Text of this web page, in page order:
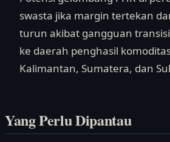
swasta jika margin tertekan
turun akibat gangguan
ke daerah penghasil
Kalimantan, Sumatera, dan
Yang Perlu Dipantau